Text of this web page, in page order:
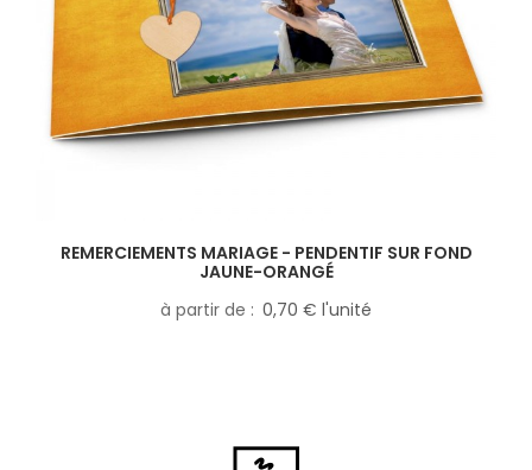
REMERCIEMENTS MARIAGE - PENDENTIF SUR FOND
JAUNE-ORANGÉ
à partir de
0,70 € l'unité